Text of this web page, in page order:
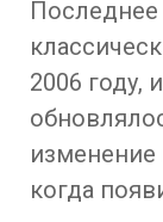
2006 году,
когда